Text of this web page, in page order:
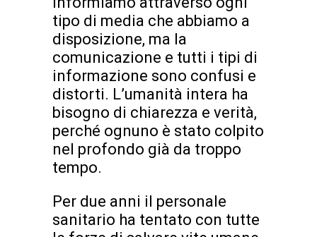
tipo di media che abbiamo a
disposizione, ma la
comunicazione e tutti i tipi di
informazione sono confusi e
distorti. L’umanità intera ha
bisogno di chiarezza e verità,
perché ognuno è stato colpito
nel profondo già da troppo
tempo.
Per due anni il personale
sanitario ha tentato con tutte